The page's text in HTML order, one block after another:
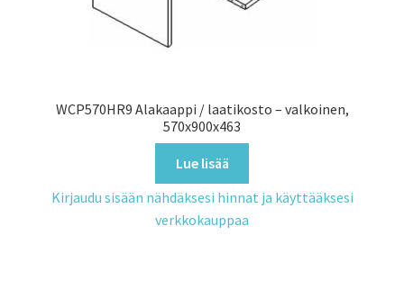
WCP570HR9 Alakaappi / laatikosto – valkoinen,
570x900x463
Lue lisää
Kirjaudu sisään nähdäksesi hinnat ja käyttääksesi
verkkokauppaa